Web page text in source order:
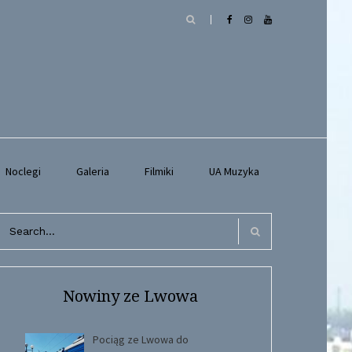
Noclegi Galeria Filmiki UA Muzyka
Search
Nowiny ze Lwowa
Pociąg ze Lwowa do